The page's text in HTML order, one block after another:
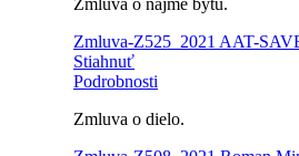
Zmluva o nájme bytu.
Zmluva-Z525_2021 AAT-
Stiahnuť
Podrobnosti
Zmluva o dielo.